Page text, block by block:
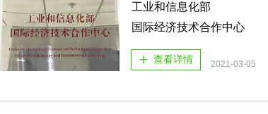
工业和信息化部
国际经济技术合作中心
ꄸ 查看详情 2021-03-05